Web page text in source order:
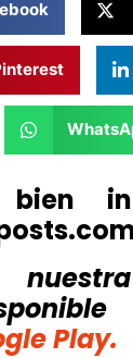
bien
Play.